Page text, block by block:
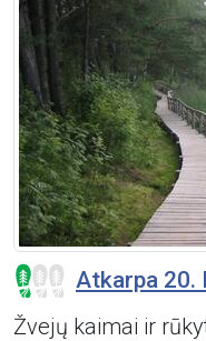
Atkarpa 20.
Žvejų kaimai ir